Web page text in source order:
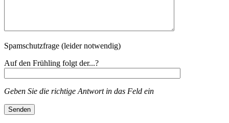
Spamschutzfrage (leider notwendig)
Auf den Frühling folgt der...?
Geben Sie die richtige Antwort in das Feld ein